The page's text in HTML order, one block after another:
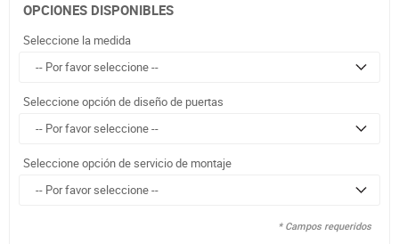
OPCIONES DISPONIBLES
Seleccione la medida
Seleccione opción de diseño de puertas
Seleccione opción de servicio de montaje
* Campos requeridos